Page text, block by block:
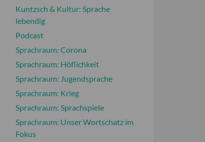
Kuntzsch & Kultur: Sprache
lebendig
Podcast
Sprachraum: Corona
Sprachraum: Höflichkeit
Sprachraum: Jugendsprache
Sprachraum: Krieg
Sprachraum: Sprachspiele
Sprachraum: Unser Wortschatz im
Fokus